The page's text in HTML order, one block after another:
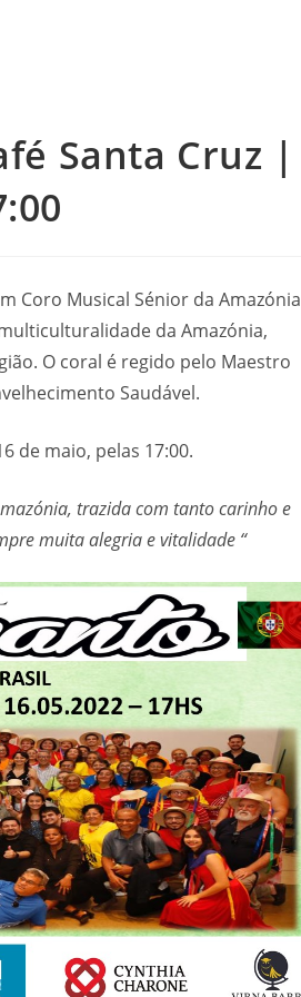
Santa Cruz |
Coro Musical Sénior da Amazónia
da Amazónia,
O coral é regido pelo Maestro
Saudável.
de maio, pelas 17:00.
trazida com tanto carinho e
muita alegria e vitalidade “